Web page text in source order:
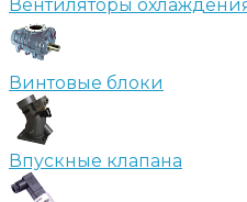
Вентиляторы
Винтовые блоки
Впускные клапана